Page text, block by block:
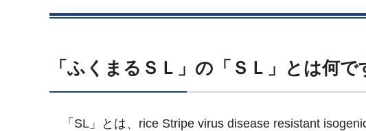
「ふくまるＳＬ」の「ＳＬ」とは何で
「SL」とは、rice Stripe virus disease resistant